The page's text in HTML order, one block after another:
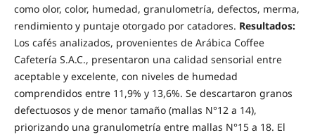
como olor, color, humedad, granulometría, defectos, merma,
rendimiento y puntaje otorgado por catadores. Resultados:
Los cafés analizados, provenientes de Arábica Coffee
Cafetería S.A.C., presentaron una calidad sensorial entre
aceptable y excelente, con niveles de humedad
comprendidos entre 11,9% y 13,6%. Se descartaron granos
defectuosos y de menor tamaño (mallas N°12 a 14),
priorizando una granulometría entre mallas N°15 a 18. El